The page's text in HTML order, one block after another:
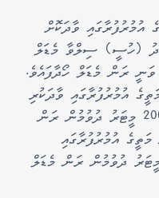
އަހަރުން މަތީގެ އުމުރުފުރާގައި ވާދަކޮށް
(ހުސީ) ސިލްވާ މެޑަލް
ހުސީ ވަނީ ރަން މެޑަލް ހޯދާފައެވެ.
40 އަހަރުން މަތީގެ އުމުރުފުރާގައި ވާދަކުރި
އަހުމަދު އަބްދުﷲ އަޒީޒް (ކެވިން ) 200 މީޓަރު ދުވުމުން ރަން
55 އަހަރުން މަތީގެ އުމުރުފުރާގައި
މުހައްމަދު އާމިރު ވަނީ 200 މީޓަރު ދުވުމުން ރަން މެޑަލް